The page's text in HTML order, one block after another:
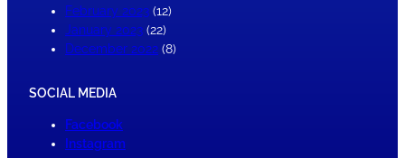
February 2023 (12)
January 2023 (22)
December 2022 (8)
SOCIAL MEDIA
Facebook
Instagram